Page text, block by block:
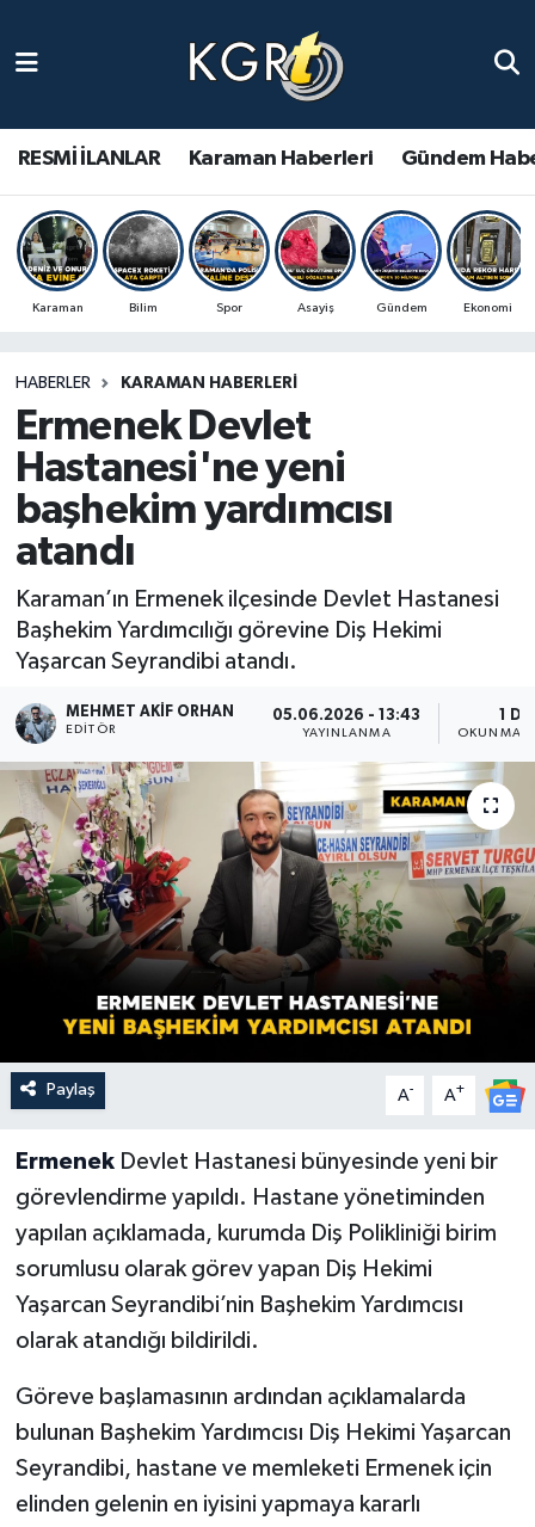
RESMİ İLANLAR Karaman Haberleri Gündem
Karaman Bilim Spor Asayiş Gündem Ekonomi
HABERLER KARAMAN HABERLERI
Ermenek Devlet
Hastanesi'ne yeni
başhekim yardımcısı
atandı
Karaman’ın Ermenek ilçesinde Devlet Hastanesi
Başhekim Yardımcılığı görevine Diş Hekimi
Yaşarcan Seyrandibi atandı.
MEHMET AKIF ORHAN
EDITÖR
05.06.2026 - 13:43
YAYINLANMA
1 DK
OKUNMA
Paylaş A- A+
Ermenek Devlet Hastanesi bünyesinde yeni bir
görevlendirme yapıldı. Hastane yönetiminden
yapılan açıklamada, kurumda Diş Polikliniği birim
sorumlusu olarak görev yapan Diş Hekimi
Yaşarcan Seyrandibi’nin Başhekim Yardımcısı
olarak atandığı bildirildi.
Göreve başlamasının ardından açıklamalarda
bulunan Başhekim Yardımcısı Diş Hekimi Yaşarcan
Seyrandibi, hastane ve memleketi Ermenek için
elinden gelenin en iyisini yapmaya kararlı
Gündem Haberleri
Güncel Haberler
Spor Haberleri
Ulusal Haberler
Vefat Edenler